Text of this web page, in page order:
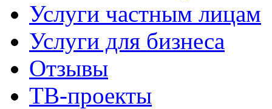
Услуги частным лицам
Услуги для бизнеса
Отзывы
ТВ-проекты